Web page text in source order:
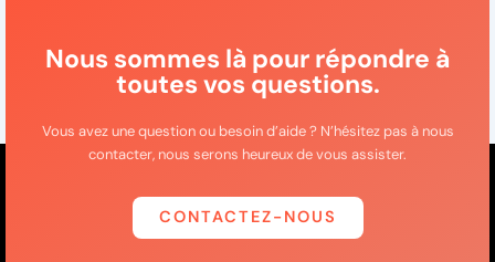
Nous sommes là pour répondre à
toutes vos questions.
Vous avez une question ou besoin d’aide ? N’hésitez pas à nous
contacter, nous serons heureux de vous assister.
CONTACTEZ-NOUS